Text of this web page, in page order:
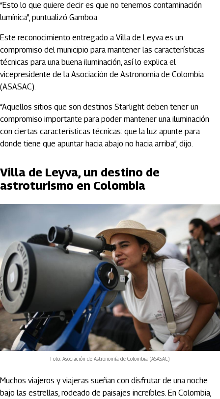
“Esto lo que quiere decir es que no tenemos contaminación
lumínica”, puntualizó Gamboa.
Este reconocimiento entregado a Villa de Leyva es un
compromiso del municipio para mantener las características
técnicas para una buena iluminación, así lo explica el
vicepresidente de la Asociación de Astronomía de Colombia
(ASASAC).
“Aquellos sitios que son destinos Starlight deben tener un
compromiso importante para poder mantener una iluminación
con ciertas características técnicas: que la luz apunte para
donde tiene que apuntar hacia abajo no hacia arriba”, dijo.
Villa de Leyva, un destino de
astroturismo en Colombia
Foto: Asociación de Astronomía de Colombia (ASASAC)
Muchos viajeros y viajeras sueñan con disfrutar de una noche
bajo las estrellas, rodeado de paisajes increíbles. En Colombia,